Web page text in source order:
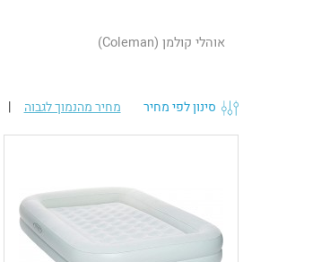
אוהלי קולמן (Coleman)
סינון לפי מחיר מחיר מהנמוך לגבוה